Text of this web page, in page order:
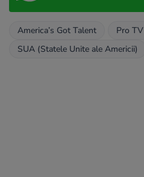
America’s Got Talent Pro TV
SUA (Statele Unite ale Americii)